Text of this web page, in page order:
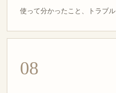
使って分かったこと、トラブル
08